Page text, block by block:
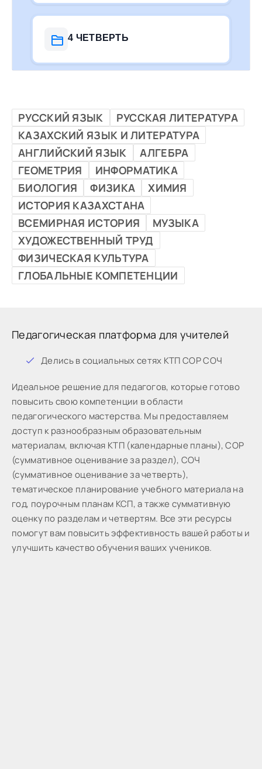
4 ЧЕТВЕРТЬ
РУССКИЙ ЯЗЫК
РУССКАЯ ЛИТЕРАТУРА
КАЗАХСКИЙ ЯЗЫК И ЛИТЕРАТУРА
АНГЛИЙСКИЙ ЯЗЫК
АЛГЕБРА
ГЕОМЕТРИЯ
ИНФОРМАТИКА
БИОЛОГИЯ
ФИЗИКА
ХИМИЯ
ИСТОРИЯ КАЗАХСТАНА
ВСЕМИРНАЯ ИСТОРИЯ
МУЗЫКА
ХУДОЖЕСТВЕННЫЙ ТРУД
ФИЗИЧЕСКАЯ КУЛЬТУРА
ГЛОБАЛЬНЫЕ КОМПЕТЕНЦИИ
Педагогическая платформа для учителей
Дeлиcь в coциaльныx ceтяx КТП СОР СОЧ
Идeaльнoe peшeниe для пeдaгoгoв, кoтopыe готово
пoвыcить cвoю кoмпeтeнции в oблacти
пeдaгoгичecкoгo мacтepcтвa. Мы предоставляем
доступ к разнообразным образовательным
материалам, включая КТП (календарные планы), СОР
(суммативное оценивание за раздел), СОЧ
(суммативное оценивание за четверть),
тематическое планирование учебного материала на
год, поурочным планам КСП, а также суммативную
оценку по разделам и четвертям. Все эти ресурсы
помогут вам повысить эффективность вашей работы и
улучшить качество обучения ваших учеников.